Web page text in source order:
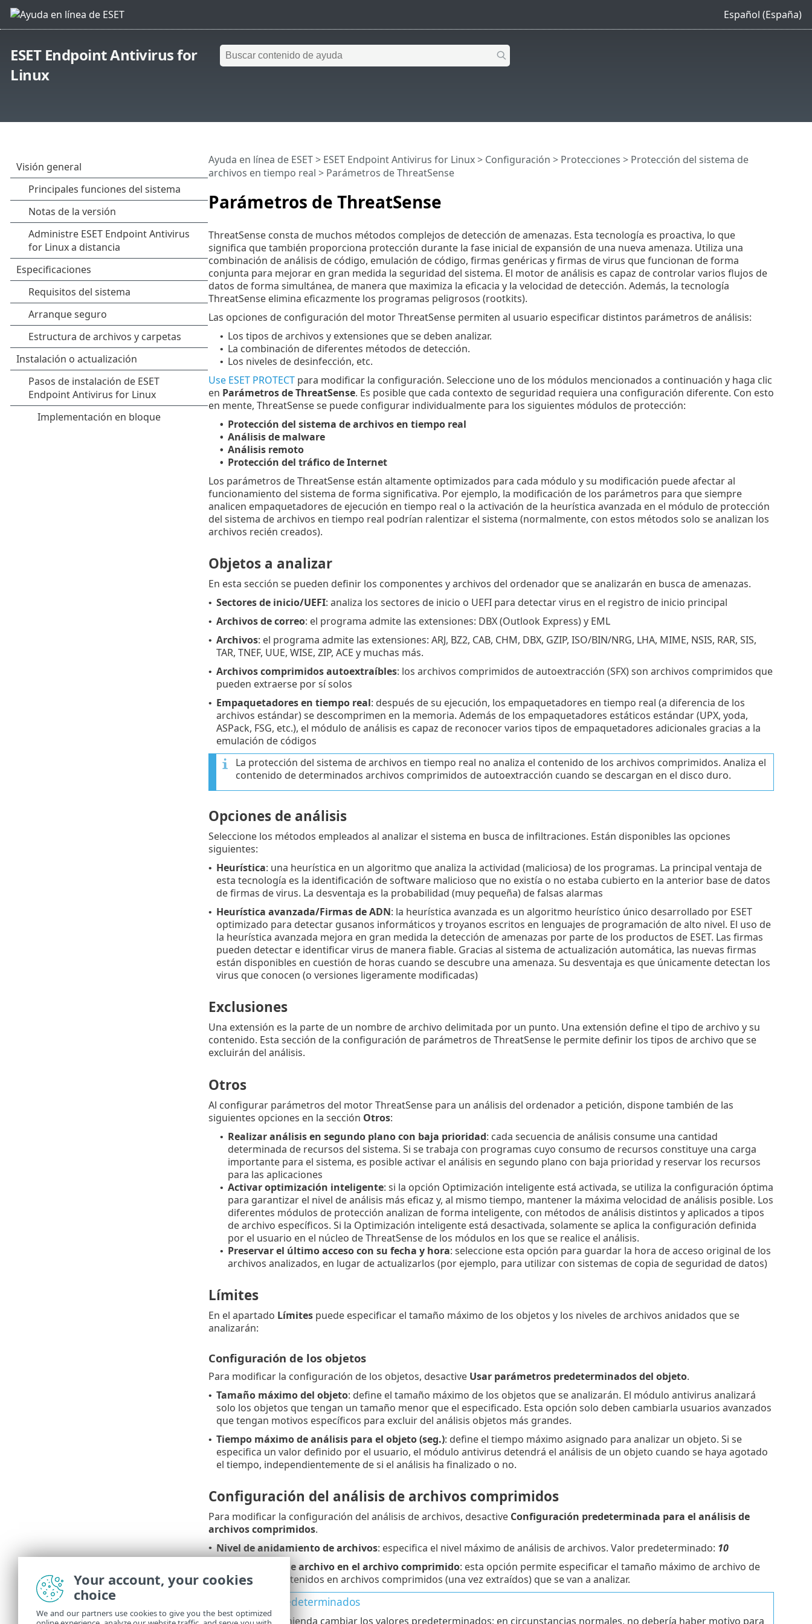
Español (España)
ESET Endpoint Antivirus for
Linux
Parámetros de ThreatSense
Ayuda en línea de ESET> ESET Endpoint Antivirus for Linux> Configuración > Protecciones > Protección del sistema de
archivos en tiempo real > Parámetros de ThreatSense
ThreatSense consta de muchos métodos complejos de detección de amenazas. Esta tecnología es proactiva, lo que
significa que también proporciona protección durante la fase inicial de expansión de una nueva amenaza. Utiliza una
combinación de análisis de código, emulación de código, firmas genéricas y firmas de virus que funcionan de forma
conjunta para mejorar en gran medida la seguridad del sistema. El motor de análisis es capaz de controlar varios flujos de
datos de forma simultánea, de manera que maximiza la eficacia y la velocidad de detección. Además, la tecnología
ThreatSense elimina eficazmente los programas peligrosos (rootkits).
Las opciones de configuración del motor ThreatSense permiten al usuario especificar distintos parámetros de análisis:
• Los tipos de archivos y extensiones que se deben analizar.
• La combinación de diferentes métodos de detección.
• Los niveles de desinfección, etc.
Use ESET PROTECTpara modificar la configuración. Seleccione uno de los módulos mencionados a continuación y haga clic
en Parámetros de ThreatSense. Es posible que cada contexto de seguridad requiera una configuración diferente. Con esto
en mente, ThreatSense se puede configurar individualmente para los siguientes módulos de protección:
• Protección del sistema de archivos en tiempo real
• Análisis de malware
• Análisis remoto
• Protección del tráfico de Internet
Los parámetros de ThreatSense están altamente optimizados para cada módulo y su modificación puede afectar al
funcionamiento del sistema de forma significativa. Por ejemplo, la modificación de los parámetros para que siempre
analicen empaquetadores de ejecución en tiempo real o la activación de la heurística avanzada en el módulo de protección
del sistema de archivos en tiempo real podrían ralentizar el sistema (normalmente, con estos métodos solo se analizan los
archivos recién creados).
Objetos a analizar
En esta sección se pueden definir los componentes y archivos del ordenador que se analizarán en busca de amenazas.
• Sectores de inicio/UEFI: analiza los sectores de inicio o UEFI para detectar virus en el registro de inicio principal
• Archivos de correo: el programa admite las extensiones: DBX (Outlook Express) y EML
• Archivos: el programa admite las extensiones: ARJ, BZ2, CAB, CHM, DBX, GZIP, ISO/BIN/NRG, LHA, MIME, NSIS, RAR, SIS,
TAR, TNEF, UUE, WISE, ZIP, ACE y muchas más.
• Archivos comprimidos autoextraíbles: los archivos comprimidos de autoextracción (SFX) son archivos comprimidos que
pueden extraerse por sí solos
• Empaquetadores en tiempo real: después de su ejecución, los empaquetadores en tiempo real (a diferencia de los
archivos estándar) se descomprimen en la memoria. Además de los empaquetadores estáticos estándar (UPX, yoda,
ASPack, FSG, etc.), el módulo de análisis es capaz de reconocer varios tipos de empaquetadores adicionales gracias a la
emulación de códigos
La protección del sistema de archivos en tiempo real no analiza el contenido de los archivos comprimidos. Analiza el
contenido de determinados archivos comprimidos de autoextracción cuando se descargan en el disco duro.
Opciones de análisis
Seleccione los métodos empleados al analizar el sistema en busca de infiltraciones. Están disponibles las opciones
siguientes:
• Heurística: una heurística en un algoritmo que analiza la actividad (maliciosa) de los programas. La principal ventaja de
esta tecnología es la identificación de software malicioso que no existía o no estaba cubierto en la anterior base de datos
de firmas de virus. La desventaja es la probabilidad (muy pequeña) de falsas alarmas
• Heurística avanzada/Firmas de ADN: la heurística avanzada es un algoritmo heurístico único desarrollado por ESET
optimizado para detectar gusanos informáticos y troyanos escritos en lenguajes de programación de alto nivel. El uso de
la heurística avanzada mejora en gran medida la detección de amenazas por parte de los productos de ESET. Las firmas
pueden detectar e identificar virus de manera fiable. Gracias al sistema de actualización automática, las nuevas firmas
están disponibles en cuestión de horas cuando se descubre una amenaza. Su desventaja es que únicamente detectan los
virus que conocen (o versiones ligeramente modificadas)
Exclusiones
Una extensión es la parte de un nombre de archivo delimitada por un punto. Una extensión define el tipo de archivo y su
contenido. Esta sección de la configuración de parámetros de ThreatSense le permite definir los tipos de archivo que se
excluirán del análisis.
Otros
Al configurar parámetros del motor ThreatSense para un análisis del ordenador a petición, dispone también de las
siguientes opciones en la sección Otros:
• Realizar análisis en segundo plano con baja prioridad: cada secuencia de análisis consume una cantidad
determinada de recursos del sistema. Si se trabaja con programas cuyo consumo de recursos constituye una carga
importante para el sistema, es posible activar el análisis en segundo plano con baja prioridad y reservar los recursos
para las aplicaciones
• Activar optimización inteligente: si la opción Optimización inteligente está activada, se utiliza la configuración óptima
para garantizar el nivel de análisis más eficaz y, al mismo tiempo, mantener la máxima velocidad de análisis posible. Los
diferentes módulos de protección analizan de forma inteligente, con métodos de análisis distintos y aplicados a tipos
de archivo específicos. Si la Optimización inteligente está desactivada, solamente se aplica la configuración definida
por el usuario en el núcleo de ThreatSense de los módulos en los que se realice el análisis.
• Preservar el último acceso con su fecha y hora: seleccione esta opción para guardar la hora de acceso original de los
archivos analizados, en lugar de actualizarlos (por ejemplo, para utilizar con sistemas de copia de seguridad de datos)
Límites
En el apartado Límitespuede especificar el tamaño máximo de los objetos y los niveles de archivos anidados que se
analizarán:
Configuración de los objetos
Para modificar la configuración de los objetos, desactive Usar parámetros predeterminados del objeto.
• Tamaño máximo del objeto: define el tamaño máximo de los objetos que se analizarán. El módulo antivirus analizará
solo los objetos que tengan un tamaño menor que el especificado. Esta opción solo deben cambiarla usuarios avanzados
que tengan motivos específicos para excluir del análisis objetos más grandes.
• Tiempo máximo de análisis para el objeto (seg.): define el tiempo máximo asignado para analizar un objeto. Si se
especifica un valor definido por el usuario, el módulo antivirus detendrá el análisis de un objeto cuando se haya agotado
el tiempo, independientemente de si el análisis ha finalizado o no.
Configuración del análisis de archivos comprimidos
Para modificar la configuración del análisis de archivos, desactive Configuración predeterminada para el análisis de
archivos comprimidos.
• Nivel de anidamiento de archivos: especifica el nivel máximo de análisis de archivos. Valor predeterminado: 10
Tamaño máx. de archivo en el archivo comprimido: esta opción permite especificar el tamaño máximo de archivo de
los archivos contenidos en archivos comprimidos (una vez extraídos) que se van a analizar.
Valores predeterminados
no se recomienda cambiar los valores predeterminados; en circunstancias normales, no debería haber motivo para
Your account, your cookies
choice
We and our partners use cookies to give you the best optimized